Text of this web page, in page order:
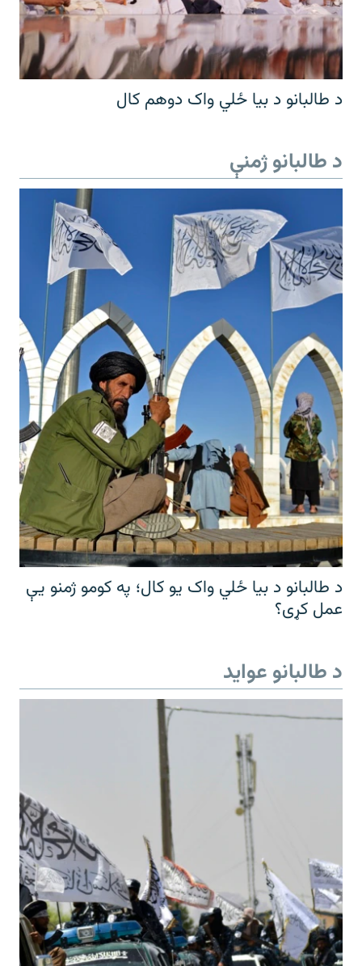
د طالبانو د بیا ځلي واک دوهم کال
د طالبانو ژمنې
د طالبانو د بیا ځلي واک یو کال؛ په کومو ژمنو یې
عمل کړی؟
د طالبانو عواید